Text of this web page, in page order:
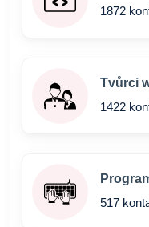
1872
Tvůrci
1422
517